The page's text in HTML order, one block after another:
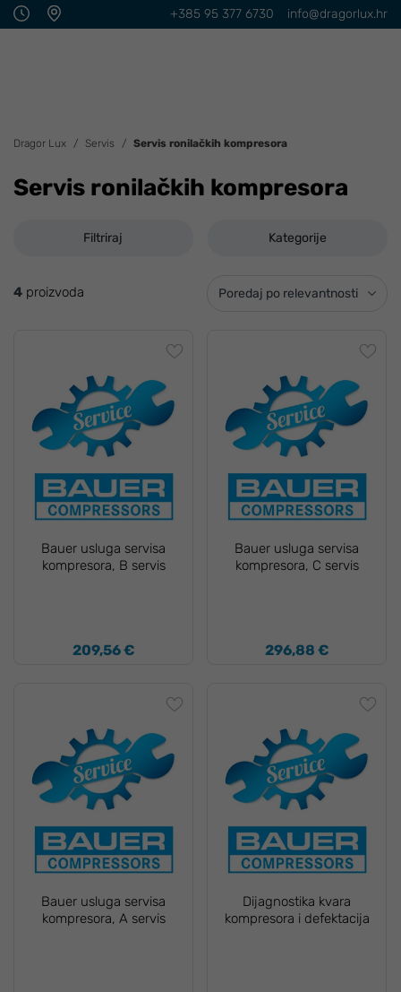
info@dragorlux.hr
+385 95 377 6730
Dragor Lux Servis Servis ronilačkih kompresora
Servis ronilačkih kompresora
Filtriraj Kategorije
4 proizvoda Poredaj po relevantnosti
Bauer usluga servisa
kompresora, B servis
209,56 €
Bauer usluga servisa
kompresora, C servis
296,88 €
Bauer usluga servisa
kompresora, A servis
Dijagnostika kvara
kompresora i defektacija